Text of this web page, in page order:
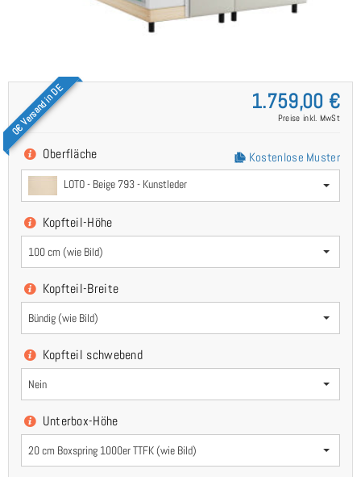
0€ Versand in DE 1.759,00 €
Preise inkl. MwSt
Oberfläche Kostenlose Muster
LOTO - Beige 793 - Kunstleder
Kopfteil-Höhe
100 cm (wie Bild)
Kopfteil-Breite
Bündig (wie Bild)
Kopfteil schwebend
Nein
Unterbox-Höhe
20 cm Boxspring 1000er TTFK (wie Bild)